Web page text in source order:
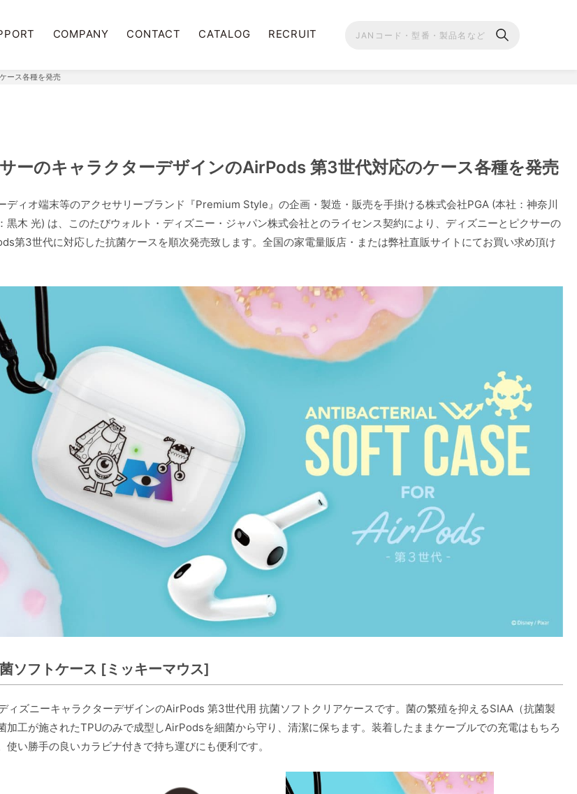
COMPANY CONTACT CATALOG RECRUIT
ース各種を発売
ーのキャラクターデザインのAirPods 第3世代対応のケース各種を発売
ディオ端末等のアクセサリーブランド『Premium Style』の企画・製造・販売を手掛ける株式会社PGA (本社：神奈川
黒木 光) は、このたびウォルト・ディズニー・ジャパン株式会社とのライセンス契約により、ディズニーとピクサーの
第3世代に対応した抗菌ケースを順次発売致します。全国の家電量販店・または弊社直販サイトにてお買い求め頂け
ソフトケース [ミッキーマウス]
ィズニーキャラクターデザインのAirPods 第3世代用 抗菌ソフトクリアケースです。菌の繁殖を抑えるSIAA（抗菌製
加工が施されたTPUのみで成型しAirPodsを細菌から守り、清潔に保ちます。装着したままケーブルでの充電はもちろ
い勝手の良いカラビナ付きで持ち運びにも便利です。